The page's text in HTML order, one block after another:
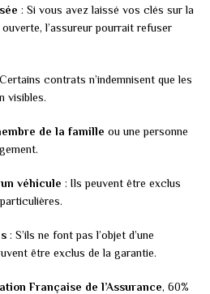
: Si vous avez laissé vos clés sur la
l’assureur pourrait refuser
contrats n’indemnisent que les
visibles.
de la famille ou une personne
véhicule : Ils peuvent être exclus
: S’ils ne font pas l’objet d’une
être exclus de la garantie.
Française de l’Assurance, 60%